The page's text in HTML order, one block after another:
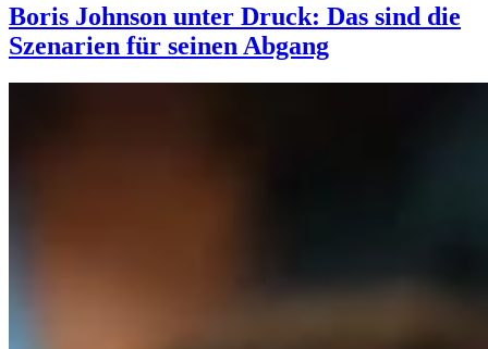
Boris Johnson unter Druck: Das sind die
Szenarien für seinen Abgang